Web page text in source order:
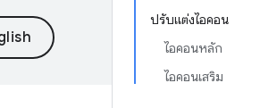
ปรับแต่งไอคอน
ไอคอนหลัก
ไอคอนเสริม